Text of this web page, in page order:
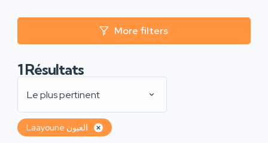
More filters
1Résultats
Le plus pertinent
Laayoune العيون